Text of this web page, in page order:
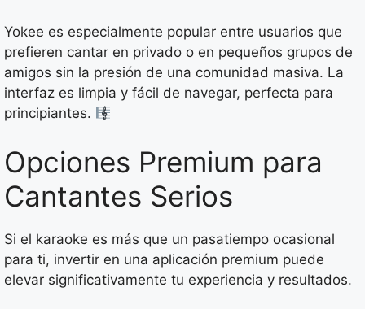
Yokee es especialmente popular entre usuarios que
prefieren cantar en privado o en pequeños grupos de
amigos sin la presión de una comunidad masiva. La
interfaz es limpia y fácil de navegar, perfecta para
principiantes.
Opciones Premium para
Cantantes Serios
Si el karaoke es más que un pasatiempo ocasional
para ti, invertir en una aplicación premium puede
elevar significativamente tu experiencia y resultados.